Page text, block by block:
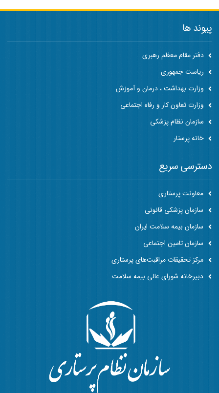
پیوند ها
دفتر مقام معظم رهبری
ریاست جمهوری
وزارت بهداشت ، درمان و آموزش
وزارت تعاون کار و رفاه اجتماعی
سازمان نظام پزشکی
خانه پرستار
دسترسی سریع
معاونت پرستاری
سازمان پزشکی قانونی
سازمان بیمه سلامت ایران
سازمان تامین اجتماعی
مرکز تحقیقات مراقبت‌های پرستاری
دبیرخانه شورای عالی بیمه سلامت